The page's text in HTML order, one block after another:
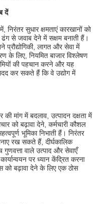
दें
निरंतर सुधार क्षमताएं कारखानों को
ढंग से जवाब देने में सक्षम बनाती हैं।
लागत और सेवा में
के लिए, नियमित बाजार विश्लेषण
की पहचान करने और यह
कर सकते हैं कि वे उद्योग में
की मांग में बदलाव, उत्पादन दक्षता में
को बढ़ावा देने, कर्मचारी कौशल
भूमिका निभाती हैं। निरंतर
रख सकते हैं, दीर्घकालिक
वाले उत्पाद और सेवाएँ
पर ध्यान केंद्रित करना
को बढ़ावा देने के लिए एक ठोस